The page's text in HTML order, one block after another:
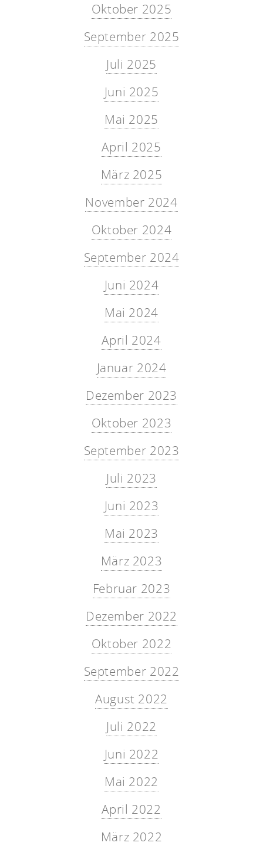
Oktober 2025
September 2025
Juli 2025
Juni 2025
Mai 2025
April 2025
März 2025
November 2024
Oktober 2024
September 2024
Juni 2024
Mai 2024
April 2024
Januar 2024
Dezember 2023
Oktober 2023
September 2023
Juli 2023
Juni 2023
Mai 2023
März 2023
Februar 2023
Dezember 2022
Oktober 2022
September 2022
August 2022
Juli 2022
Juni 2022
Mai 2022
April 2022
März 2022